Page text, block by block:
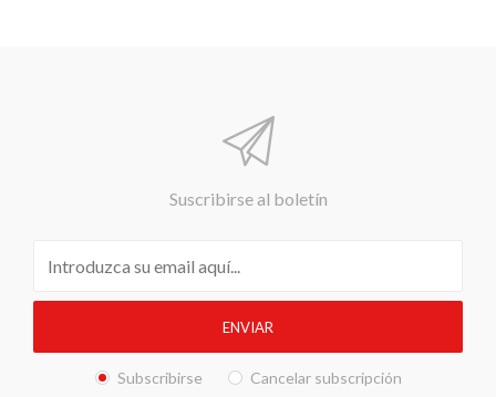
Suscribirse al boletín
Subscribirse
Cancelar subscripción